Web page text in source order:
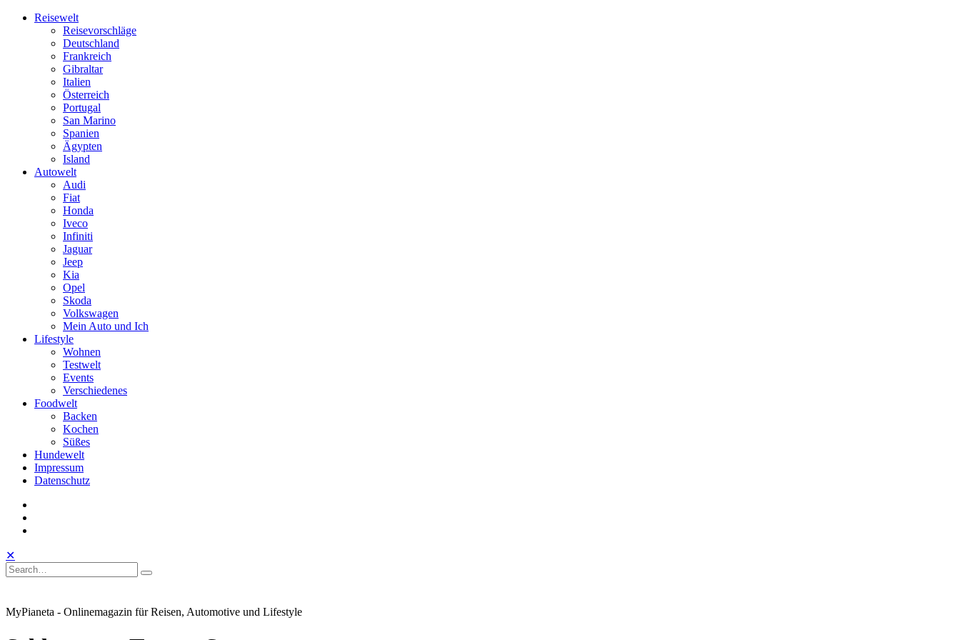
Skip
Reisewelt
Reisevorschläge
Deutschland
Frankreich
Gibraltar
Italien
Österreich
Portugal
San Marino
Spanien
Ägypten
Island
Autowelt
Audi
Fiat
Honda
Iveco
Infiniti
Jaguar
Jeep
Kia
Opel
Skoda
Volkswagen
Mein Auto und Ich
Lifestyle
Wohnen
Testwelt
Events
Verschiedenes
Foodwelt
Backen
Kochen
Süßes
Hundewelt
Impressum
Datenschutz
Toggle
Mobile
Menu
Open
Search
✕
Search
Search
for:
Search
MyPianeta - Onlinemagazin für Reisen, Automotive und Lifestyle